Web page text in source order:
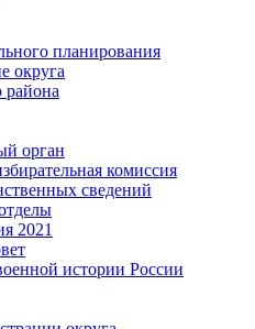
планирования
округа
района
орган
комиссия
сведений
2021
истории России